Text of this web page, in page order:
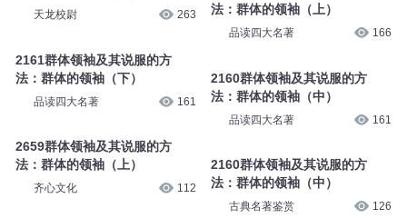
天龙校尉 263
2161群体领袖及其说服的方
法：群体的领袖（下）
品读四大名著 161
2659群体领袖及其说服的方
法：群体的领袖（上）
齐心文化 112
法：群体的领袖（上）
品读四大名著 166
2160群体领袖及其说服的方
法：群体的领袖（中）
品读四大名著 161
2160群体领袖及其说服的方
法：群体的领袖（中）
古典名著鉴赏 126